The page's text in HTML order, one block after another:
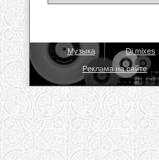
Музыка Dj mixes
Реклама на сайте